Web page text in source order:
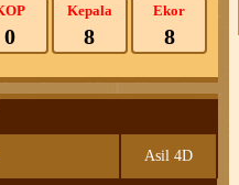
0
Kepala
8
Ekor
8
Asil 4D